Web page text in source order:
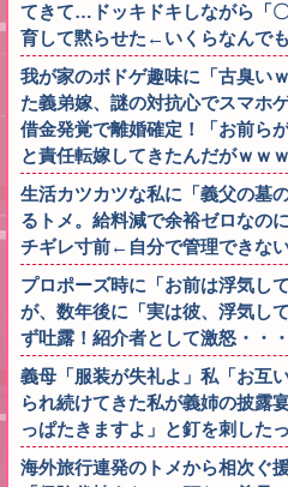
てきて…ドッキドキしながら「
育して黙らせた←いくらなんで
我が家のボドゲ趣味に「古臭い
た義弟嫁、謎の対抗心でスマホ
借金発覚で離婚確定！「お前ら
と責任転嫁してきたんだがｗｗ
生活カツカツな私に「義父の墓
るトメ。給料減で余裕ゼロなの
チギレ寸前←自分で管理できな
プロポーズ時に「お前は浮気し
が、数年後に「実は彼、浮気し
ず吐露！紹介者として激怒・・・
義母「服装が失礼よ」私「お互
られ続けてきた私が義姉の披露
っぱたきますよ」と釘を刺した
海外旅行連発のトメから相次ぐ